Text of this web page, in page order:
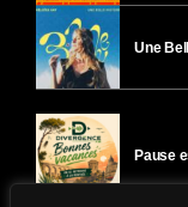
Une
Pause